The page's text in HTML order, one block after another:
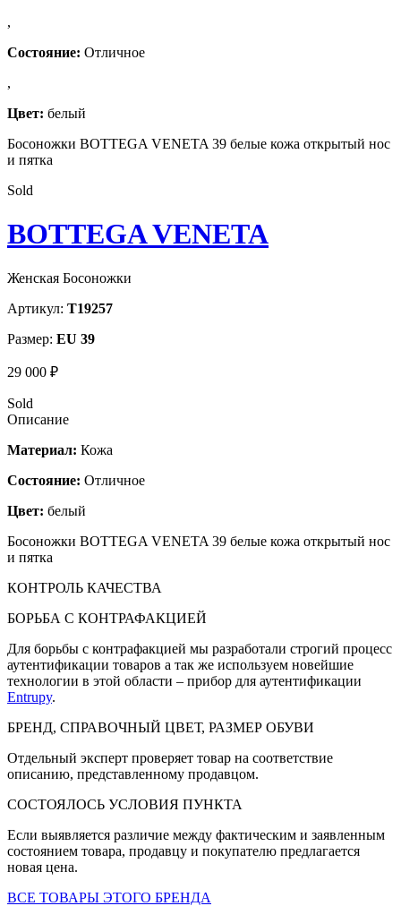
,
Состояние: Отличное
,
Цвет: белый
Босоножки BOTTEGA VENETA 39 белые кожа открытый нос
и пятка
Sold
BOTTEGA VENETA
Женская Босоножки
Артикул: T19257
Размер: EU 39
29 000 ₽
Sold
Описание
Материал: Кожа
Состояние: Отличное
Цвет: белый
Босоножки BOTTEGA VENETA 39 белые кожа открытый нос
и пятка
КОНТРОЛЬ КАЧЕСТВА
БОРЬБА С КОНТРАФАКЦИЕЙ
Для борьбы с контрафакцией мы разработали строгий процесс
аутентификации товаров а так же используем новейшие
технологии в этой области – прибор для аутентификации
Entrupy.
БРЕНД, СПРАВОЧНЫЙ ЦВЕТ, РАЗМЕР ОБУВИ
Отдельный эксперт проверяет товар на соответствие
описанию, представленному продавцом.
СОСТОЯЛОСЬ УСЛОВИЯ ПУНКТА
Если выявляется различие между фактическим и заявленным
состоянием товара, продавцу и покупателю предлагается
новая цена.
ВСЕ ТОВАРЫ ЭТОГО БРЕНДА